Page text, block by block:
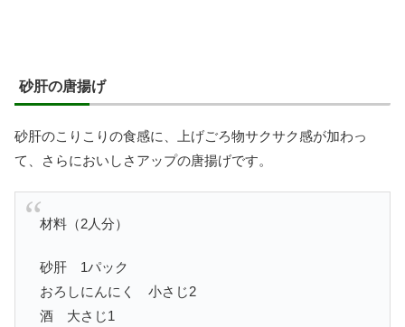
砂肝の唐揚げ
砂肝のこりこりの食感に、上げごろ物サクサク感が加わっ
て、さらにおいしさアップの唐揚げです。
材料（2人分）
砂肝 1パック
おろしにんにく 小さじ2
酒 大さじ1